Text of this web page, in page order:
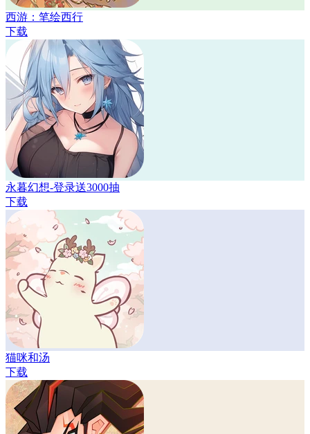
西游：笔绘西行
下载
永暮幻想-登录送3000抽
下载
猫咪和汤
下载